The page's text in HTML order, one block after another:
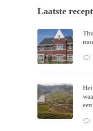
Themes by
now!
Laatste